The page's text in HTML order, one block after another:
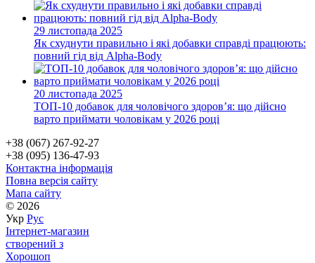
29 листопада 2025
Як схуднути правильно і які добавки справді працюють:
повний гід від Alpha-Body
20 листопада 2025
ТОП-10 добавок для чоловічого здоров’я: що дійсно
варто приймати чоловікам у 2026 році
+38 (067) 267-92-27
+38 (095) 136-47-93
Контактна інформація
Повна версія сайту
Мапа сайту
© 2026
Укр Рус
Інтернет-магазин
створений з
Хорошоп